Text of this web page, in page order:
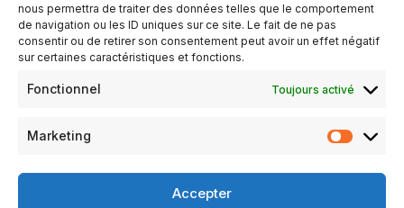
nous permettra de traiter des données telles que le comportement
de navigation ou les ID uniques sur ce site. Le fait de ne pas
consentir ou de retirer son consentement peut avoir un effet négatif
sur certaines caractéristiques et fonctions.
Fonctionnel Toujours activé
Marketing
Accepter
Les mots croisés du concours culturel sur